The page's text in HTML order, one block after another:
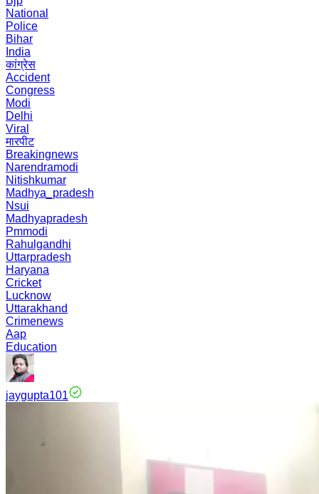
National
Police
Bihar
India
कांग्रेस
Accident
Congress
Modi
Delhi
Viral
मारपीट
Breakingnews
Narendramodi
Nitishkumar
Madhya_pradesh
Nsui
Madhyapradesh
Pmmodi
Rahulgandhi
Uttarpradesh
Haryana
Cricket
Lucknow
Uttarakhand
Crimenews
Aap
Education
jaygupta101